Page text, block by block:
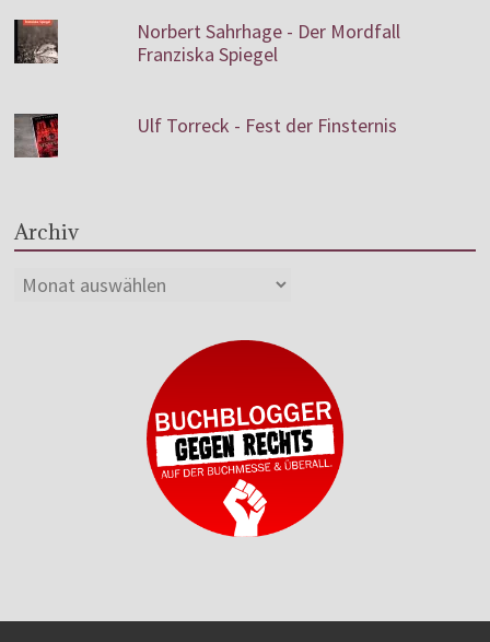
Norbert Sahrhage - Der Mordfall
Franziska Spiegel
Ulf Torreck - Fest der Finsternis
Archiv